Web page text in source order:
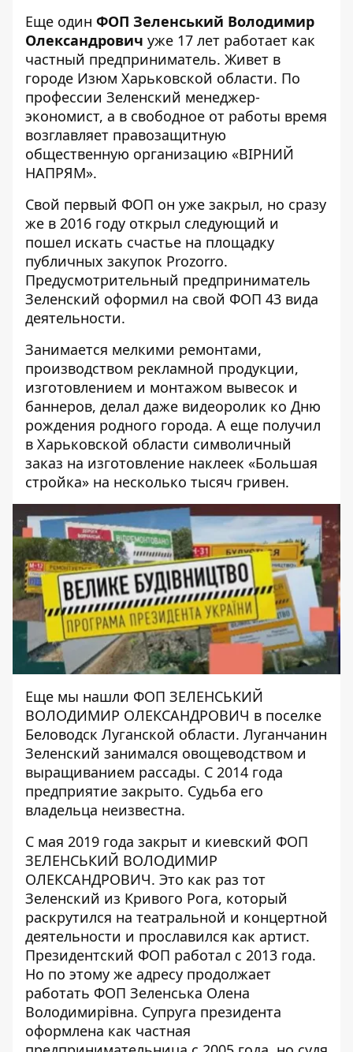
Еще один ФОП Зеленський Володимир
Олександрович уже 17 лет работает как
частный предприниматель. Живет в
городе Изюм Харьковской области. По
профессии Зеленский менеджер-
экономист, а в свободное от работы время
возглавляет правозащитную
общественную организацию «ВІРНИЙ
НАПРЯМ».
Свой первый ФОП он уже закрыл, но сразу
же в 2016 году открыл следующий и
пошел искать счастье на площадку
публичных закупок Prozorro.
Предусмотрительный предприниматель
Зеленский оформил на свой ФОП 43 вида
деятельности.
Занимается мелкими ремонтами,
производством рекламной продукции,
изготовлением и монтажом вывесок и
баннеров, делал даже видеоролик ко Дню
рождения родного города. А еще получил
в Харьковской области символичный
заказ на изготовление наклеек «Большая
стройка» на несколько тысяч гривен.
Еще мы нашли ФОП ЗЕЛЕНСЬКИЙ
ВОЛОДИМИР ОЛЕКСАНДРОВИЧ в поселке
Беловодск Луганской области. Луганчанин
Зеленский занимался овощеводством и
выращиванием рассады. С 2014 года
предприятие закрыто. Судьба его
владельца неизвестна.
С мая 2019 года закрыт и киевский ФОП
ЗЕЛЕНСЬКИЙ ВОЛОДИМИР
ОЛЕКСАНДРОВИЧ. Это как раз тот
Зеленский из Кривого Рога, который
раскрутился на театральной и концертной
деятельности и прославился как артист.
Президентский ФОП работал с 2013 года.
Но по этому же адресу продолжает
работать ФОП Зеленська Олена
Володимирівна. Супруга президента
оформлена как частная